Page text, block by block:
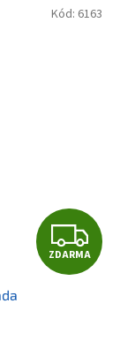
Z
D
ZDARMA
Kód: 6163